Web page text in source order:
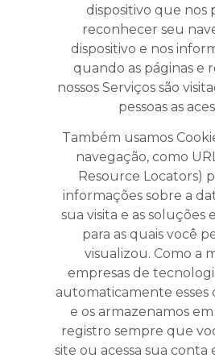
dispositivo que nos
reconhecer seu
dispositivo e nos
quando as páginas e
nossos Serviços são
pessoas as
Também usamos
navegação, como
Resource Locators)
informações sobre a
sua visita e as soluções
para as quais você
visualizou. Como a
empresas de
automaticamente esses
e os armazenamos
registro sempre que
site ou acessa sua conta